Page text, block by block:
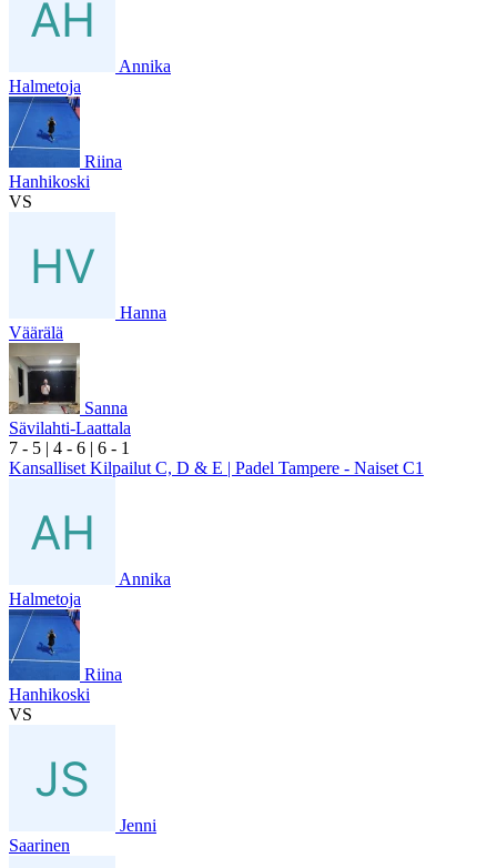
Annika
Halmetoja
Riina
Hanhikoski
VS
Hanna
Väärälä
Sanna
Sävilahti-Laattala
7 - 5 | 4 - 6 | 6 - 1
Kansalliset Kilpailut C, D & E | Padel Tampere - Naiset C1
Annika
Halmetoja
Riina
Hanhikoski
VS
Jenni
Saarinen